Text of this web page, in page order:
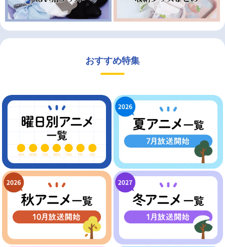
おすすめ特集